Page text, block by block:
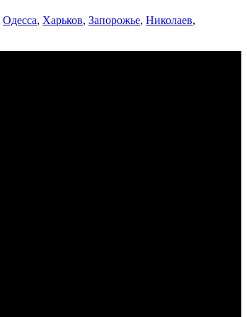
Одесса, Харьков, Запорожье, Николаев,